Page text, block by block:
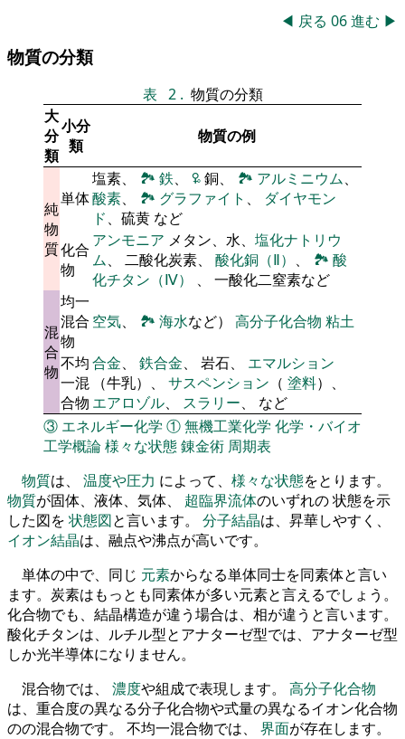
◀ 戻る 06進む ▶
物質の分類
表 2 . 物質の分類
大
分
類
小分
類
物質の例
純
物
質
単体
塩素、 🏞 鉄、 🜠銅、 🏞 アルミニウム、
酸素、 🏞 グラファイト 、 ダイヤモン
ド、硫黄 など
化合
物
アンモニア メタン、水、 塩化ナトリウ
ム、 二酸化炭素、 酸化銅（Ⅱ） 、 🏞 酸
化チタン（Ⅳ） 、 一酸化二窒素など
混
合
物
均一
混合
物
空気、 🏞 海水など） 高分子化合物 粘土
不均
一混
合物
合金、 鉄合金、 岩石、 エマルション
（牛乳）、 サスペンション （ 塗料）、
エアロゾル、 スラリー、 など
③ エネルギー化学 ①無機工業化学 化学・バイオ
工学概論様々な状態錬金術 周期表
物質は、 温度や圧力 によって、 様々な状態をとります。
物質が固体、液体、気体、 超臨界流体のいずれの 状態を示
した図を 状態図と言います。 分子結晶は、昇華しやすく、
イオン結晶は、融点や沸点が高いです。
単体の中で、同じ 元素からなる単体同士を同素体と言い
ます。炭素はもっとも同素体が多い元素と言えるでしょう。
化合物でも、結晶構造が違う場合は、相が違うと言います。
酸化チタンは、ルチル型とアナターゼ型では、アナターゼ型
しか光半導体になりません。
混合物では、 濃度や組成で表現します。 高分子化合物
は、重合度の異なる分子化合物や式量の異なるイオン化合物
のの混合物です。 不均一混合物では、 界面が存在します。